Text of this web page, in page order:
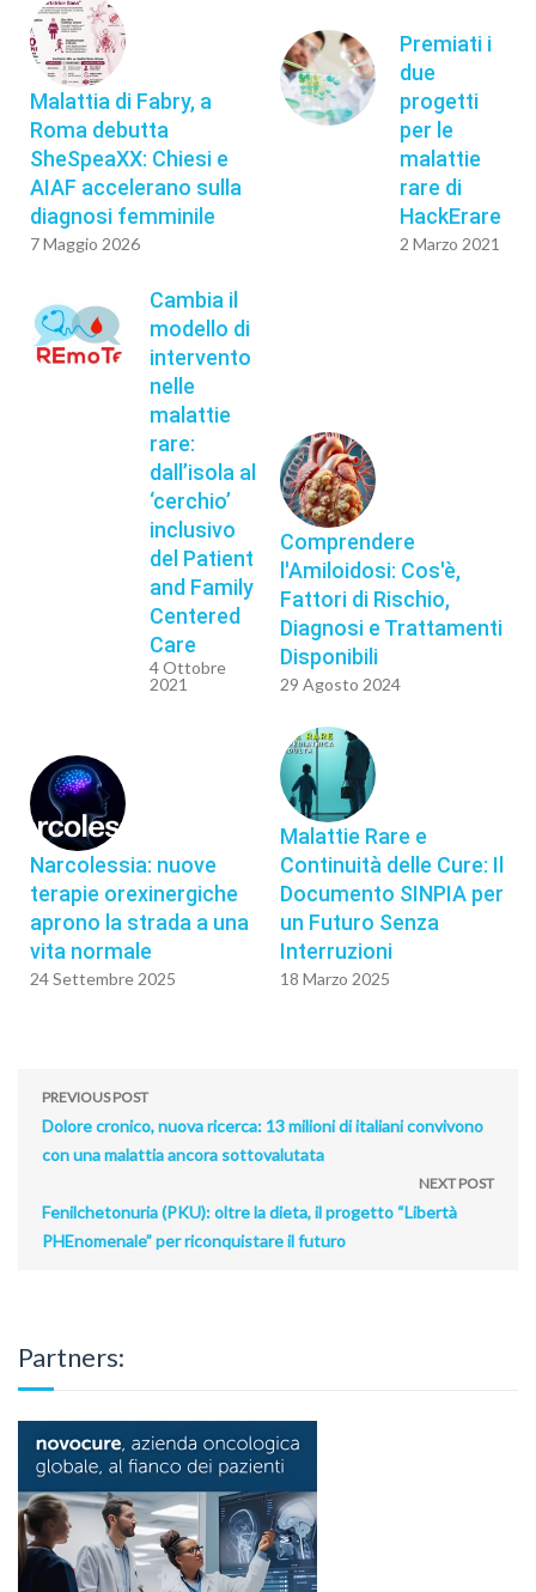
Malattia di Fabry, a
Roma debutta
SheSpeaXX: Chiesi e
AIAF accelerano sulla
diagnosi femminile
7 Maggio 2026
Premiati i
due
progetti
per le
malattie
rare di
HackErare
2 Marzo 2021
Cambia il
modello di
intervento
nelle
malattie
rare:
dall’isola al
‘cerchio’
inclusivo
del Patient
and Family
Centered
Care
4 Ottobre
2021
Comprendere
l'Amiloidosi: Cos'è,
Fattori di Rischio,
Diagnosi e Trattamenti
Disponibili
29 Agosto 2024
Narcolessia: nuove
terapie orexinergiche
aprono la strada a una
vita normale
24 Settembre 2025
Malattie Rare e
Continuità delle Cure: Il
Documento SINPIA per
un Futuro Senza
Interruzioni
18 Marzo 2025
PREVIOUS POST
Dolore cronico, nuova ricerca: 13 milioni di italiani convivono
con una malattia ancora sottovalutata
NEXT POST
Fenilchetonuria (PKU): oltre la dieta, il progetto “Libertà
PHEnomenale” per riconquistare il futuro
Partners: